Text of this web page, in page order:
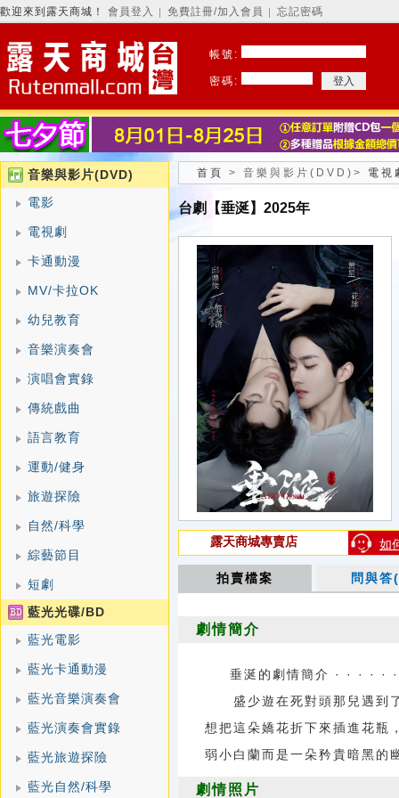
歡迎來到露天商城！ 會員登入 免費註冊/加入會員 忘記密碼
帳號:
密碼:
音樂與影片(DVD)
電影
電視劇
卡通動漫
MV/卡拉OK
幼兒教育
音樂演奏會
演唱會實錄
傳統戲曲
語言教育
運動/健身
旅遊探險
自然/科學
綜藝節目
短劇
藍光光碟/BD
藍光電影
藍光卡通動漫
藍光音樂演奏會
藍光演奏會實錄
藍光旅遊探險
藍光自然/科學
首頁 > 音樂與影片(DVD) > 電視
台劇【垂涎】2025年
如
露天商城專賣店
拍賣檔案 問與
劇情簡介
垂涎的劇情簡介 · · · · · ·
盛少遊在死對頭那兒遇到了
想把這朵嬌花折下來插進花瓶
弱小白蘭而是一朵矜貴暗黑
劇情照片